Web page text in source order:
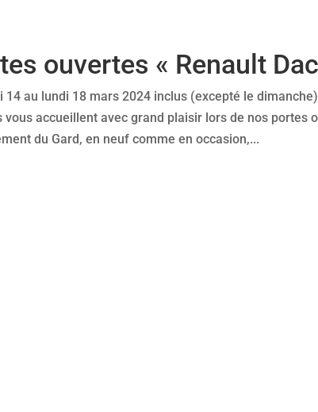
ouvertes « Renault
14 au lundi 18 mars 2024 inclus (excepté le
vous accueillent avec grand plaisir lors de nos portes
du Gard, en neuf comme en occasion,...